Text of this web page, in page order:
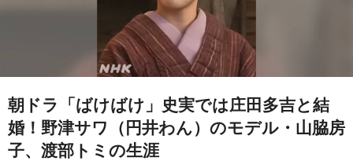
朝ドラ「ばけばけ」史実では庄田多吉と結
婚！野津サワ（円井わん）のモデル・山脇房
子、渡部トミの生涯